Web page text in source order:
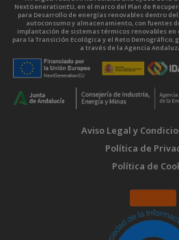
NextGenerationEU, en el marco del Plan de
para Desarrollo de energías renovables dentro
autoconsumo y almacenamiento, con fuentes
implantación de sistemas térmicos renovables
para la Transición Ecológica y el Reto Demográfico,
a través de la Agencia
Aviso Legal y
Política de
Política de